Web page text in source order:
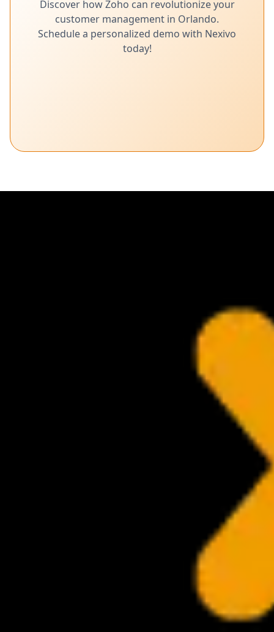
Discover how Zoho can revolutionize your
customer management in Orlando.
Schedule a personalized demo with Nexivo
today!